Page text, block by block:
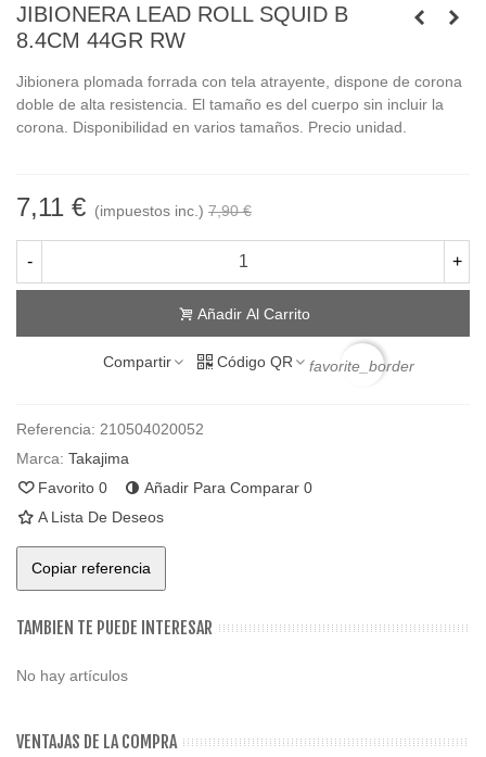
JIBIONERA LEAD ROLL SQUID B
8.4CM 44GR RW
Jibionera plomada forrada con tela atrayente, dispone de corona
doble de alta resistencia. El tamaño es del cuerpo sin incluir la
corona. Disponibilidad en varios tamaños. Precio unidad.
7,11 € (impuestos inc.) 7,90 €
- +
Añadir Al Carrito
Compartir Código QR favorite_border
Referencia: 210504020052
Marca: Takajima
Favorito 0 Añadir Para Comparar 0
A Lista De Deseos
Copiar referencia
TAMBIEN TE PUEDE INTERESAR
No hay artículos
VENTAJAS DE LA COMPRA